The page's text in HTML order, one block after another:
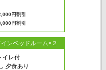
円割引
円割引
ンベッドルーム×２
イレ付
夕食あり